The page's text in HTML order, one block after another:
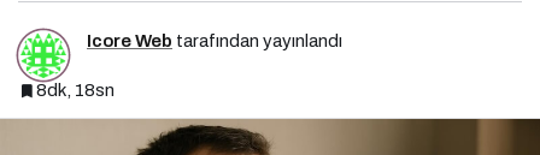
Icore Web tarafından yayınlandı
8dk, 18sn